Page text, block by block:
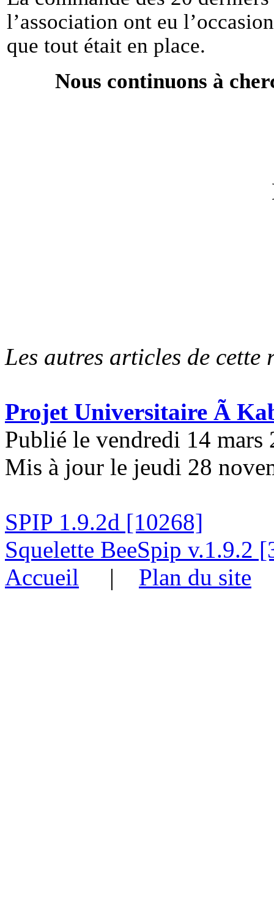
l’association ont eu
que tout était en place.
Nous continuons à
Les autres articles de cette
Projet Universitaire Ã
Publié le vendredi 14
Mis à jour le jeudi 28
SPIP 1.9.2d [10268]
Squelette BeeSpip v.1.9.2
Accueil | Plan du site